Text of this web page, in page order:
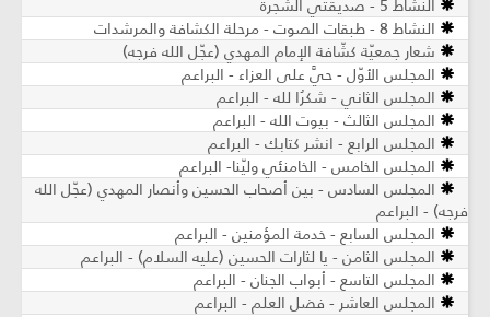
النشاط 5 - صديقتي الشجرة
النشاط 8 - طبقات الصوت - مرحلة الكشافة والمرشدات
شعار جمعيّة كشّافة الإمام المهدي (عجّل الله فرجه)
المجلس الأوّل - حيَّ على العزاء - البراعم
المجلس الثاني - شكرُا لله - البراعم
المجلس الثالث - بيوت الله - البراعم
المجلس الرابع - انشر كتابك - البراعم
المجلس الخامس - الخامنئي وليّنا- البراعم
المجلس السادس - بين أصحاب الحسين وأنصار المهدي (عجّل الله
فرجه) - البراعم
المجلس السابع - خدمة المؤمنين - البراعم
المجلس الثامن - يا لثارات الحسين (عليه السلام) - البراعم
المجلس التاسع - أبواب الجنان - البراعم
المجلس العاشر - فضل العلم - البراعم